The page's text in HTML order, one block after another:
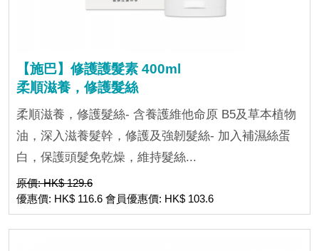
【施巴】修護護髮素 400ml
柔順滋養，修護髮絲
柔順滋養，修護髮絲- 含養護維他命原 B5及草本植物
油，深入滋養髮幹，修護及強韌髮絲- 加入補濕絲蛋
白，保護頭髮免乾燥，維持髮絲...
原價: HK$ 129.6
優惠價: HK$ 116.6 會員優惠價: HK$ 103.6